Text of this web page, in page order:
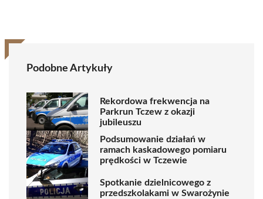
Podobne Artykuły
Rekordowa frekwencja na
Parkrun Tczew z okazji
jubileuszu
Podsumowanie działań w
ramach kaskadowego pomiaru
prędkości w Tczewie
Spotkanie dzielnicowego z
przedszkolakami w Swarożynie